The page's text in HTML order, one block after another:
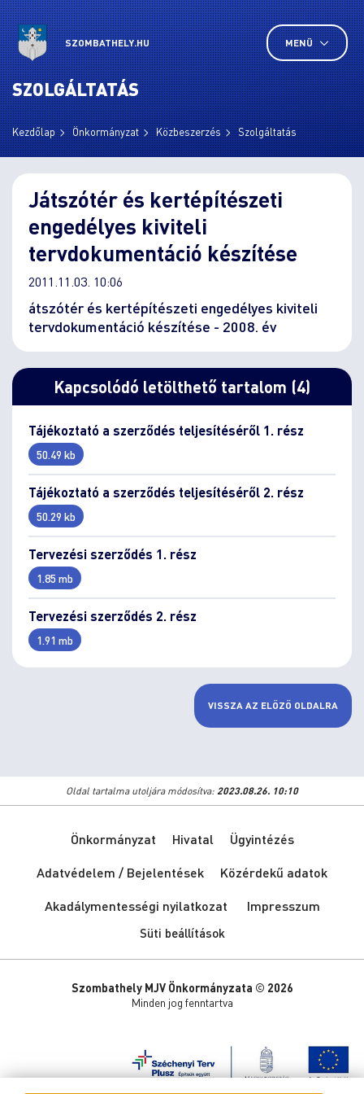
SZOMBATHELY.HU MENÜ
SZOLGÁLTATÁS
Kezdőlap Önkormányzat Közbeszerzés Szolgáltatás
Játszótér és kertépítészeti
engedélyes kiviteli
tervdokumentáció készítése
2011.11.03. 10:06
átszótér és kertépítészeti engedélyes kiviteli
tervdokumentáció készítése - 2008. év
Kapcsolódó letölthető tartalom (4)
Tájékoztató a szerződés teljesítéséről 1. rész
50.49 kb
Tájékoztató a szerződés teljesítéséről 2. rész
50.29 kb
Tervezési szerződés 1. rész
1.85 mb
Tervezési szerződés 2. rész
1.91 mb
VISSZA AZ ELŐZŐ OLDALRA
Oldal tartalma utoljára módosítva: 2023.08.26. 10:10
Önkormányzat Hivatal
Ügyintézés
Adatvédelem / Bejelentések
Közérdekű adatok
Akadálymentességi nyilatkozat
Impresszum
Süti beállítások
Szombathely MJV Önkormányzata © 2026
Minden jog fenntartva